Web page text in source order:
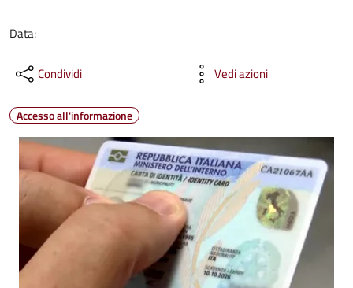
Data:
Condividi Vedi azioni
Accesso all'informazione